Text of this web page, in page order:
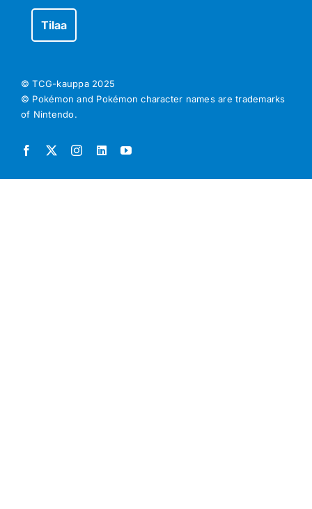
© TCG-kauppa 2025
© Pokémon and Pokémon character names are trademarks
of Nintendo.